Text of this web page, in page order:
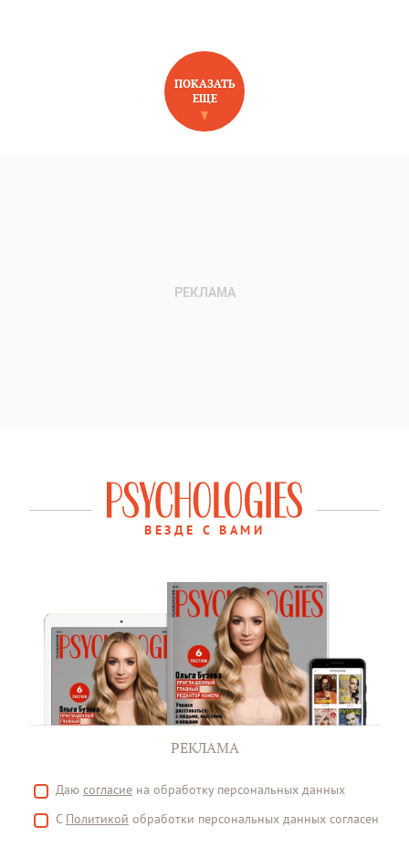
НОВОЕ НА САЙТЕ
ПОКАЗАТЬ
ЕЩЕ
ВЕЗДЕ С ВАМИ
РЕКЛАМА
Даю согласие на обработку персональных данных
С Политикой обработки персональных данных согласен